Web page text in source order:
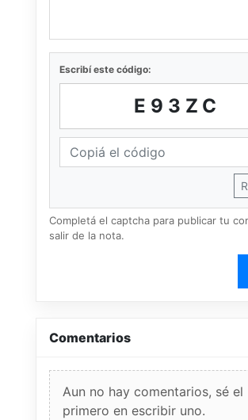
Escribí este código:
E93ZC
Completá el captcha para publicar tu
salir de la nota.
Comentarios
Aun no hay comentarios, sé el
primero en escribir uno.